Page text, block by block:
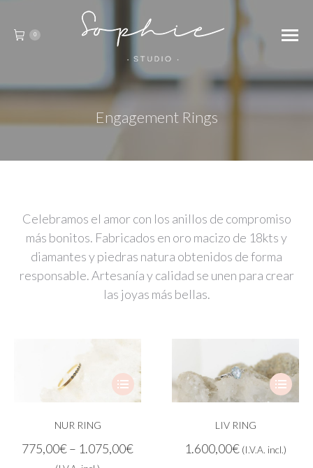
0
Engagement Rings
Celebramos el amor con los anillos de compromiso
más bonitos. Fabricados en oro macizo de 18kts y
diamantes y piedras natura obtenidos de forma
responsable. Artesanía y calidad se unen para crear
las joyas más bellas.
NUR RING
775,00€– 1.075,00€
LIV RING
1.600,00€ (I.V.A. incl.)